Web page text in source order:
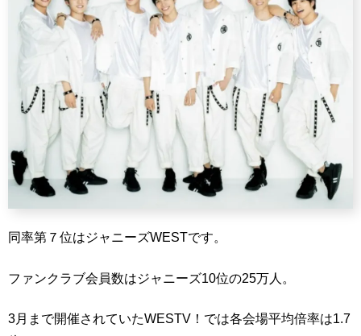
同率第７位はジャニーズWESTです。
ファンクラブ会員数はジャニーズ10位の25万人。
3月まで開催されていたWESTV！では各会場平均倍率は1.7